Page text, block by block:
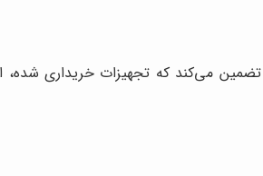
می‌کند که تجهیزات خریداری شده،